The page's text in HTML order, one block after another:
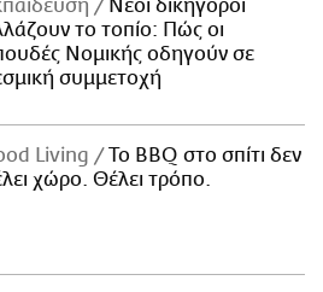
Νέοι δικηγόροι
το τοπίο: Πώς οι
Νομικής οδηγούν σε
συμμετοχή
Living
Το BBQ στο σπίτι δεν
χώρο. Θέλει τρόπο.